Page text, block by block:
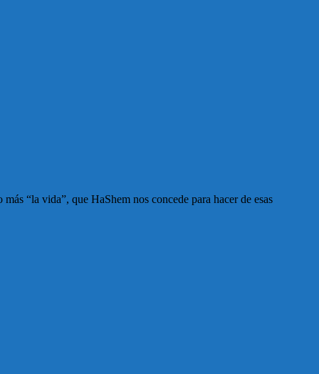
“la vida”, que HaShem nos concede para hacer de esas